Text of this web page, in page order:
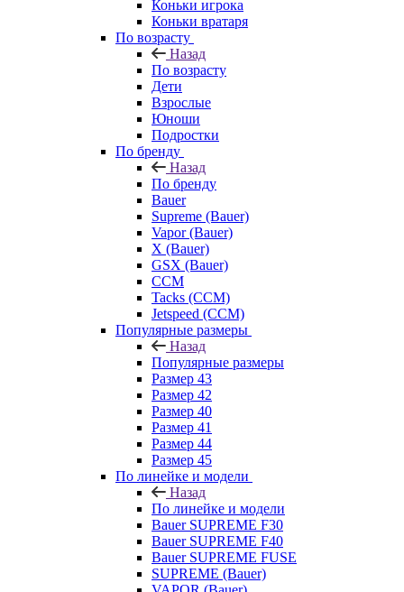
Коньки игрока
Коньки вратаря
По возрасту
Назад
По возрасту
Дети
Взрослые
Юноши
Подростки
По бренду
Назад
По бренду
Bauer
Supreme (Bauer)
Vapor (Bauer)
X (Bauer)
GSX (Bauer)
CCM
Tacks (CCM)
Jetspeed (CCM)
Популярные размеры
Назад
Популярные размеры
Размер 43
Размер 42
Размер 40
Размер 41
Размер 44
Размер 45
По линейке и модели
Назад
По линейке и модели
Bauer SUPREME F30
Bauer SUPREME F40
Bauer SUPREME FUSE
SUPREME (Bauer)